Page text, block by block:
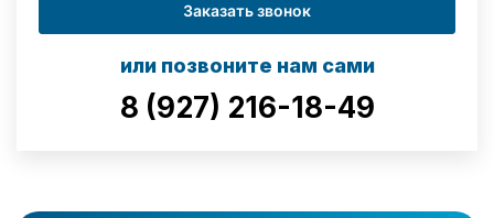
Заказать звонок
или позвоните нам сами
8 (927) 216-18-49